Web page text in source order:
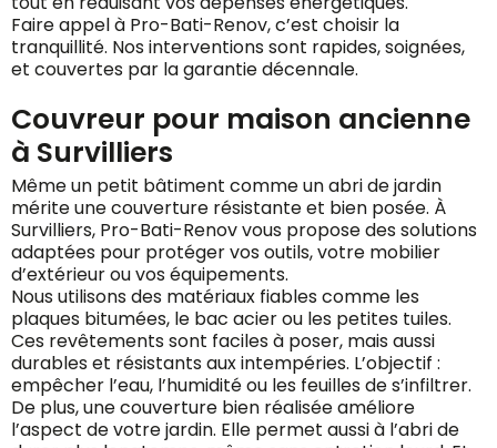
Faire appel à Pro-Bati-Renov, c’est choisir la
tranquillité. Nos interventions sont rapides, soignées,
et couvertes par la garantie décennale.
Couvreur pour maison ancienne
à Survilliers
Même un petit bâtiment comme un abri de jardin
mérite une couverture résistante et bien posée. À
Survilliers, Pro-Bati-Renov vous propose des solutions
adaptées pour protéger vos outils, votre mobilier
d’extérieur ou vos équipements.
Nous utilisons des matériaux fiables comme les
plaques bitumées, le bac acier ou les petites tuiles.
Ces revêtements sont faciles à poser, mais aussi
durables et résistants aux intempéries. L’objectif :
empêcher l’eau, l’humidité ou les feuilles de s’infiltrer.
De plus, une couverture bien réalisée améliore
l’aspect de votre jardin. Elle permet aussi à l’abri de